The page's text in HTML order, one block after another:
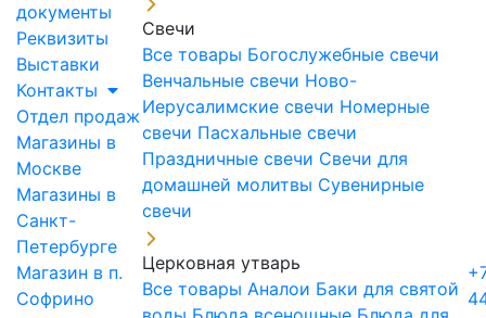
документы
Реквизиты
Выставки
Контакты
Отдел продаж
Магазины в
Москве
Магазины в
Санкт-
Петербурге
Магазин в п.
Софрино
Свечи
Все товары Богослужебные свечи
Венчальные свечи Ново-
Иерусалимские свечи Номерные
свечи Пасхальные свечи
Праздничные свечи Свечи для
домашней молитвы Сувенирные
свечи
Церковная утварь
Все товары Аналои Баки для святой